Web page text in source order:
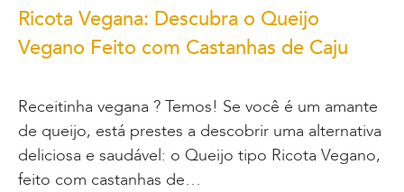
Ricota Vegana: Descubra o Queijo
Vegano Feito com Castanhas de Caju
Receitinha vegana ? Temos! Se você é um amante
de queijo, está prestes a descobrir uma alternativa
deliciosa e saudável: o Queijo tipo Ricota Vegano,
feito com castanhas de…